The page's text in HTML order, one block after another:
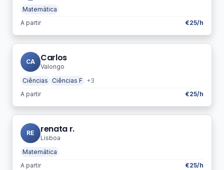
Matemática
A partir
€25/h
CA Carlos
Valongo
Ciências
Ciências F
+3
A partir
€25/h
RE renata r.
Lisboa
Matemática
A partir
€25/h